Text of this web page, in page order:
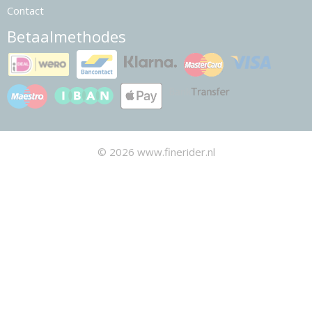
Contact
Betaalmethodes
© 2026 www.finerider.nl